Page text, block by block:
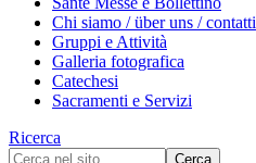
Chi siamo / über uns / contatti
Gruppi e Attività
Galleria fotografica
Catechesi
Sacramenti e Servizi
Ricerca